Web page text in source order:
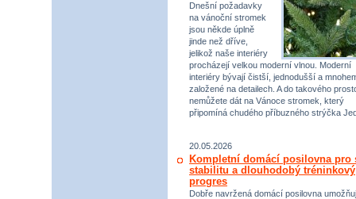
Dnešní požadavky
na vánoční stromek
jsou někde úplně
jinde než dříve,
jelikož naše interiéry
procházejí velkou moderní vlnou. Moderní
interiéry bývají čistší, jednodušší a
založené na detailech. A do takového
nemůžete dát na Vánoce stromek, který
připomíná chudého příbuzného strýčka
20.05.2026
Kompletní domácí posilovna pro
stabilitu a dlouhodobý tréninkový
progres
Dobře navržená domácí posilovna